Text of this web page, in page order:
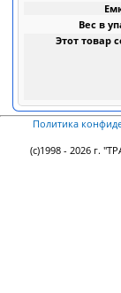
Вес в
Этот товар
Политика
(c)1998 - 2026 г.